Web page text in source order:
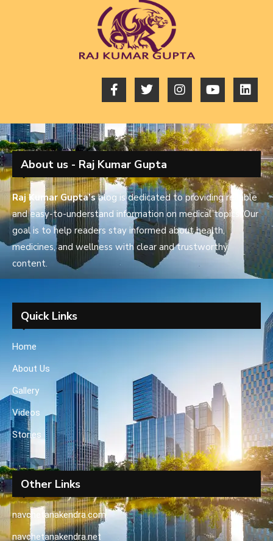
About us - Raj Kumar Gupta
Raj Kumar Gupta’sblog is dedicated to providing reliable
and easy-to-understand information on medical topics. Our
goal is to help readers stay informed about health,
medicines, and wellness with clear and trustworthy
content.
Quick Links
Home
About Us
Gallery
Videos
Stories
Other Links
navchetanakendra.com
navchetanakendra.net